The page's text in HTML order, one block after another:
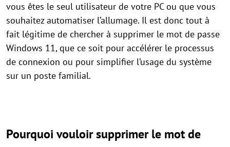
vous êtes le seul utilisateur de votre PC ou que vous
souhaitez automatiser l’allumage. Il est donc tout à
fait légitime de chercher à supprimer le mot de passe
Windows 11, que ce soit pour accélérer le processus
de connexion ou pour simplifier l’usage du système
sur un poste familial.
Pourquoi vouloir supprimer le mot de